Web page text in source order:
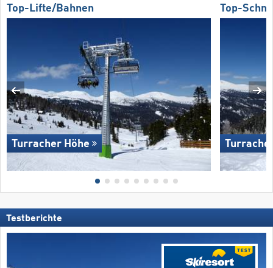
Top-Lifte/Bahnen
Turracher Höhe
Top-
Testberichte